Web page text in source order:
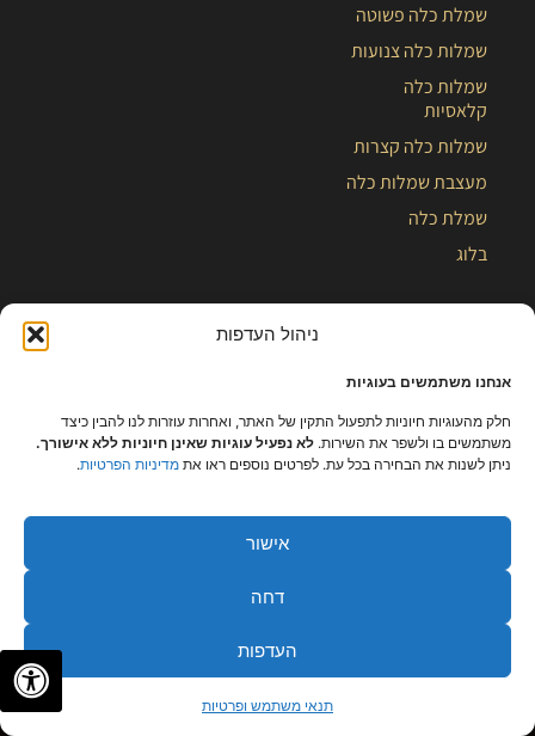
ניהול העדפות
אנחנו משתמשים בעוגיות
חלק מהעוגיות חיוניות לתפעול התקין של האתר, ואחרות עוזרות לנו להבין כיצד
משתמשים בו ולשפר את השירות. לא נפעיל עוגיות שאינן חיוניות ללא אישורך.
ניתן לשנות את הבחירה בכל עת. לפרטים נוספים ראו את מדיניות הפרטיות.
אישור
דחה
העדפות
תנאי משתמש ופרטיות
שמלת כלה פשוטה
שמלות כלה צנועות
שמלות כלה
קלאסיות
שמלות כלה קצרות
מעצבת שמלות כלה
שמלת כלה
בלוג
כל הזכויות שמורות – קלייר |
תקנון ומידניות
פרטיות
✦לתיאום פגישה✦